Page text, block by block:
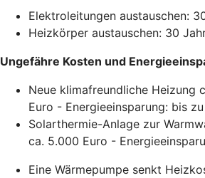
Elektroleitungen austauschen:
Heizkörper austauschen: 30
Ungefähre Kosten und
Neue klimafreundliche Heizung
Euro - Energieeinsparung: bis
Solarthermie-Anlage zur
ca. 5.000 Euro -
Eine Wärmepumpe senkt